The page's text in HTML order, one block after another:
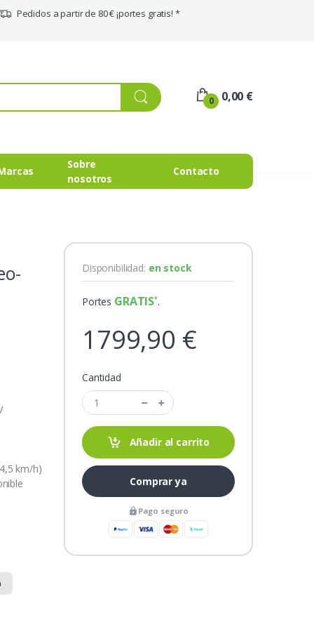
Pedidos a partir de 80 € ¡portes gratis! *
0 0,00 €
Sobre
nosotros
Contacto
km/h)
Disponibilidad: en stock
Portes GRATIS .
1799,90 €
Cantidad
Añadir al carrito
Comprar ya
Pago seguro